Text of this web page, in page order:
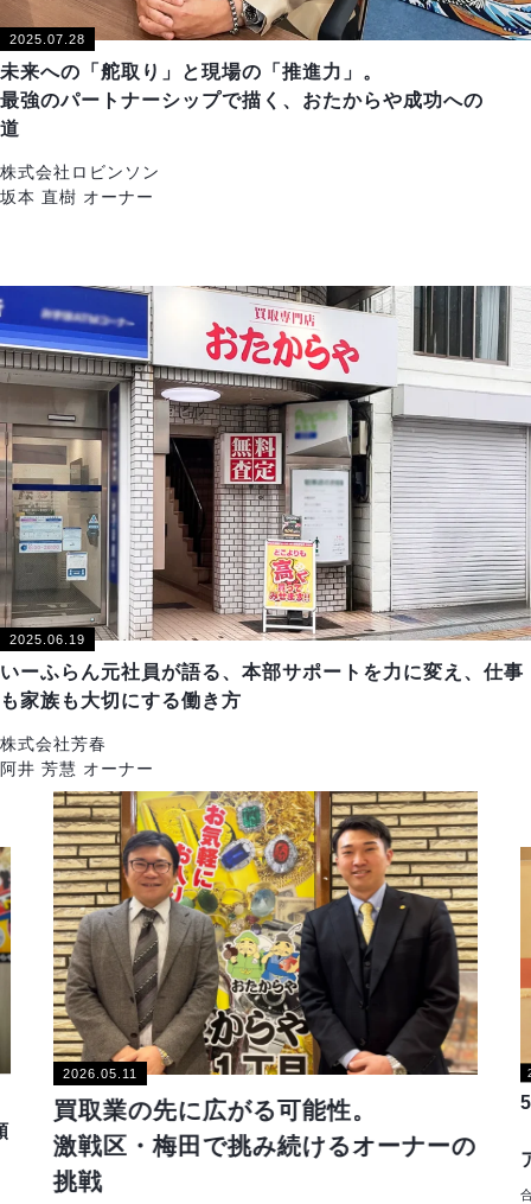
2025.07.28
未来への「舵取り」と現場の「推進力」。
最強のパートナーシップで描く、おたからや成功への
道
株式会社ロビンソン
坂本 直樹 オーナー
2025.06.19
いーふらん元社員が語る、本部サポートを力に変え、仕事
も家族も大切にする働き方
株式会社芳春
阿井 芳慧 オーナー
2026.05.11
買取業の先に広がる可能性。
激戦区・梅田で挑み続けるオーナーの
挑戦